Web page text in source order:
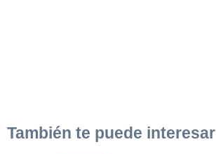
También te puede interesar